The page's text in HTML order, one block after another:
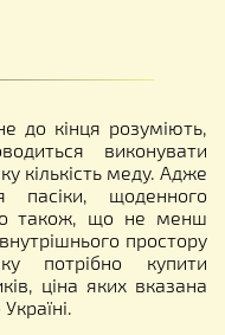
до кінця розуміють,
виконувати
кількість меду. Адже
пасіки, щоденного
також, що не менш
простору
потрібно купити
ціна яких вказана